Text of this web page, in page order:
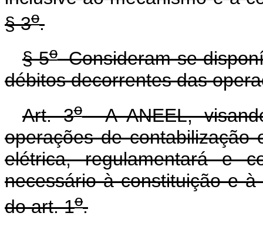
§ 3o.
§ 5oConsideram-se
débitos decorrentes das
Art. 3oA ANEEL,
operações de
elétrica, regulamentará e
necessário à constituição e
do art. 1o.